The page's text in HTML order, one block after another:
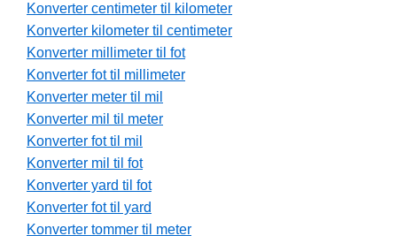
Konverter centimeter til kilometer
Konverter kilometer til centimeter
Konverter millimeter til fot
Konverter fot til millimeter
Konverter meter til mil
Konverter mil til meter
Konverter fot til mil
Konverter mil til fot
Konverter yard til fot
Konverter fot til yard
Konverter tommer til meter